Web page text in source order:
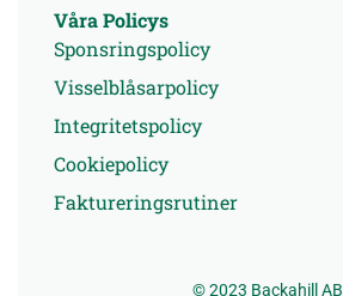
Våra Policys
Sponsringspolicy
Visselblåsarpolicy
Integritetspolicy
Cookiepolicy
Faktureringsrutiner
© 2023 Backahill AB